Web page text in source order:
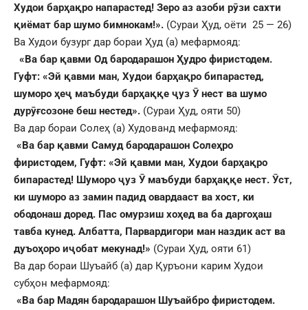
Худои барҳақро напарастед! Зеро аз азоби рӯзи сахти
қиёмат бар шумо бимнокам!». (Сураи Ҳуд, оёти 25 — 26)
Ва Худои бузург дар бораи Ҳуд (а) мефармояд:
«Ва бар қавми Од бародарашон Ҳудро фиристодем.
Гуфт: «Эй қавми ман, Худои барҳақро бипарастед,
шуморо ҳеҷ маъбуди барҳаққе ҷуз Ӯ нест ва шумо
дурӯғсозоне беш нестед». (Сураи Ҳуд, ояти 50)
Ва дар бораи Солеҳ (а) Худованд мефармояд:
«Ва бар қавми Самуд бародарашон Солеҳро
фиристодем, Гуфт: «Эй қавми ман, Худои барҳақро
бипарастед! Шуморо ҷуз Ӯ маъбуди барҳаққе нест. Ӯст,
ки шуморо аз замин падид овардааст ва хост, ки
ободонаш доред. Пас омурзиш хоҳед ва ба даргоҳаш
тавба кунед. Албатта, Парвардигори ман наздик аст ва
дуъоҳоро иҷобат мекунад!» (Сураи Ҳуд, ояти 61)
Ва дар бораи Шуъайб (а) дар Қуръони карим Худои
субҳон мефармояд:
«Ва бар Мадян бародарашон Шуъайбро фиристодем.